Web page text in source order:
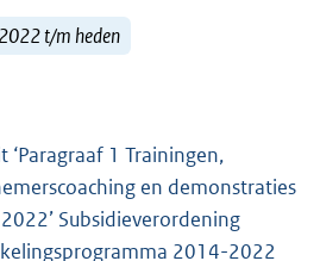
t/m heden
‘Paragraaf 1 Trainingen,
en demonstraties
Subsidieverordening
2014-2022